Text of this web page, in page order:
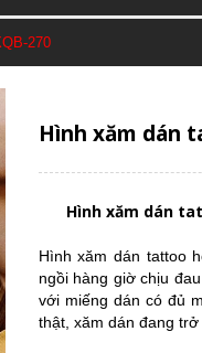
270
Hình xăm dán
Hình xăm dán
Hình xăm dán tattoo
ngồi hàng giờ chịu
với miếng dán có đủ
thật, xăm dán đang trở